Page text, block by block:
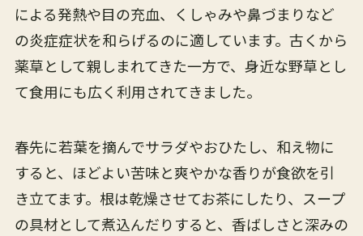
による発熱や目の充血、くしゃみや鼻づまりなど
の炎症症状を和らげるのに適しています。古くから
薬草として親しまれてきた一方で、身近な野草とし
て食用にも広く利用されてきました。
春先に若葉を摘んでサラダやおひたし、和え物に
すると、ほどよい苦味と爽やかな香りが食欲を引
き立てます。根は乾燥させてお茶にしたり、スープ
の具材として煮込んだりすると、香ばしさと深みの